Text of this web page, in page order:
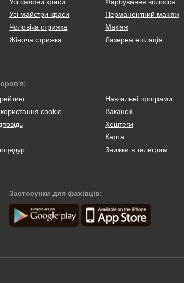
Усі майстри краси
Чоловіча стрижка
Жіноча стрижка
Перманентний макіяж
Макіяж
Лазерна епіляція
cookie
Навчальні програми
Вакансії
Хештеги
Карта
Знижки в телеграм
Застосунки для фахівців: